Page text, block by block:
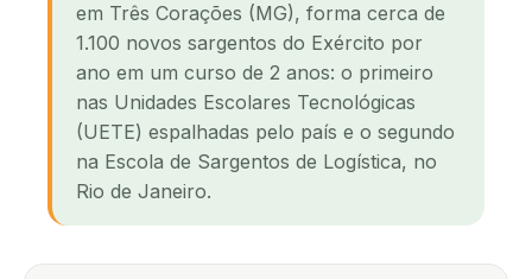
em Três Corações (MG), forma cerca de
1.100 novos sargentos do Exército por
ano em um curso de 2 anos: o primeiro
nas Unidades Escolares Tecnológicas
(UETE) espalhadas pelo país e o segundo
na Escola de Sargentos de Logística, no
Rio de Janeiro.